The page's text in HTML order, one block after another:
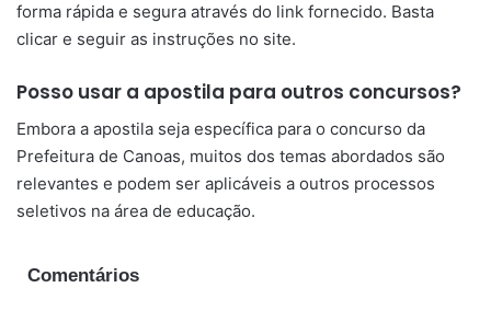
forma rápida e segura através do link fornecido. Basta
clicar e seguir as instruções no site.
Posso usar a apostila para outros concursos?
Embora a apostila seja específica para o concurso da
Prefeitura de Canoas, muitos dos temas abordados são
relevantes e podem ser aplicáveis a outros processos
seletivos na área de educação.
Comentários